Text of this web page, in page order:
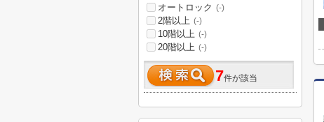
オートロック (-)
2階以上 (-)
10階以上 (-)
20階以上 (-)
7件が該当